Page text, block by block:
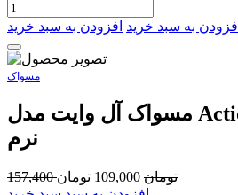
افزودن به سبد خرید افزودن به سبد خرید
مسواک
مسواک آل وایت مدل Action Clean با برس
نرم
157,400 تومان 109,000 تومان